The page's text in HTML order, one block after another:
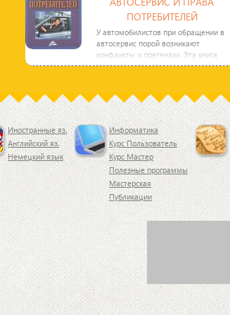
ПОТРЕБИТЕЛЕЙ
У автомобилистов при обращении в
автосервис порой возникают
конфликты и претензии. Эта книга
поможет ориентироваться в
Иностранные яз.
Английский яз.
Немецкий язык
Информатика
Курс Пользователь
Курс Мастер
Полезные программы
Мастерская
Публикации